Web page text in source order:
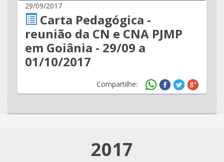
29/09/2017
Carta Pedagógica -
reunião da CN e CNA PJMP
em Goiânia - 29/09 a
01/10/2017
Compartilhe:
2017